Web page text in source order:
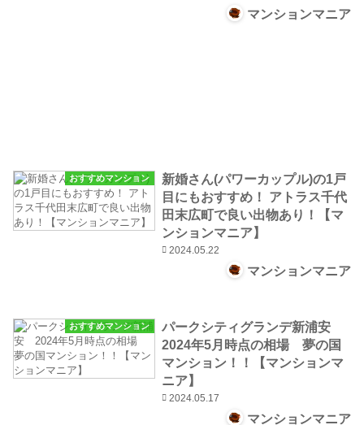
マンションマニア
おすすめマンション
新婚さん(パワーカップル)の1戸
目にもおすすめ！ アトラス千代
田末広町で良い出物あり！【マ
ンションマニア】
2024.05.22
マンションマニア
おすすめマンション
パークシティグランデ新浦安
2024年5月時点の相場 夢の国
マンション！！【マンションマ
ニア】
2024.05.17
マンションマニア